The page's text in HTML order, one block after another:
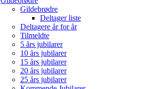
Gildebrødre
Deltager liste
Deltagere år for år
Tilmeldte
5 års jubilarer
10 års jubilarer
15 års jubilarer
20 års jubilarer
25 års jubilarer